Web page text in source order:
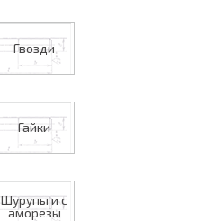
Гвозди
Гайки
Шурупы и с
аморезы